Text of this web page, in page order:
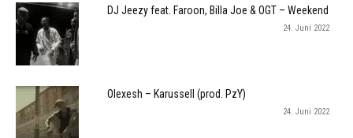
DJ Jeezy feat. Faroon, Billa Joe & OGT – Weekend
24. Juni 2022
Olexesh – Karussell (prod. PzY)
24. Juni 2022